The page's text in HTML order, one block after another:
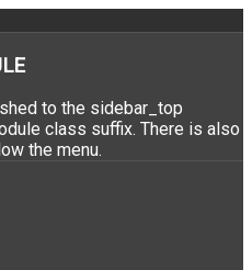
to the sidebar_top
class suffix. There is also
the menu.